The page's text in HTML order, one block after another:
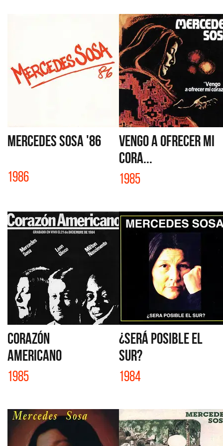
MERCEDES SOSA '86
1986
VENGO A OFRECER MI
CORA...
1985
CORAZÓN
AMERICANO
1985
¿SERÁ POSIBLE EL
SUR?
1984